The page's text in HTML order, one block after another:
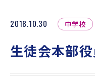
2018.10.30 中学校
生徒会本部